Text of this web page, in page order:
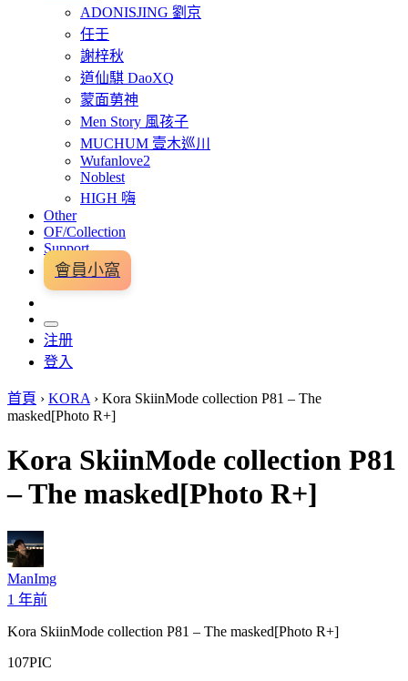
ADONISJING 劉京
任壬
謝梓秋
道仙騏 DaoXQ
蒙面莮神
Men Story 風孩子
MUCHUM 壹木巡川
Wufanlove2
Noblest
HIGH 嗨
Other
OF/Collection
Support
會員小窩
注册
登入
首頁 › KORA › Kora SkiinMode collection P81 – The
masked[Photo R+]
Kora SkiinMode collection P81
– The masked[Photo R+]
ManImg
1 年前
Kora SkiinMode collection P81 – The masked[Photo R+]
107PIC